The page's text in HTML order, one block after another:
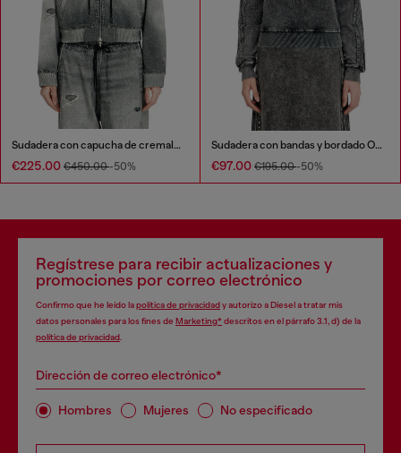
Sudadera con capucha de cremallera en trompe l'oeil JoggJeans
€225.00 €450.00-50%
Sudadera con bandas y bordado Oval D
€97.00 €195.00-50%
Regístrese para recibir actualizaciones y
promociones por correo electrónico
Confirmo que he leído lapolítica de privacidady autorizo a Diesel a tratar mis
datos personales para los fines de Marketing*descritos en el párrafo 3.1, d) de la
política de privacidad
Dirección de correo electrónico*
Hombres Mujeres No especificado